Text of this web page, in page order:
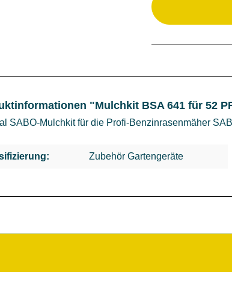
"Mulchkit BSA 641 für 52
SABO-Mulchkit für die Profi-Benzinrasenmäher
Zubehör Gartengeräte